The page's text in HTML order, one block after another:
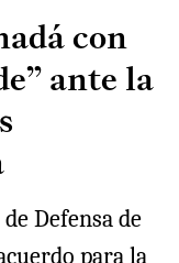
con
ante la
Defensa de
para la